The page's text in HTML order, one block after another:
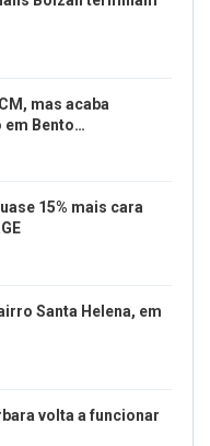
mas acaba
em Bento…
15% mais cara
Santa Helena, em
volta a funcionar